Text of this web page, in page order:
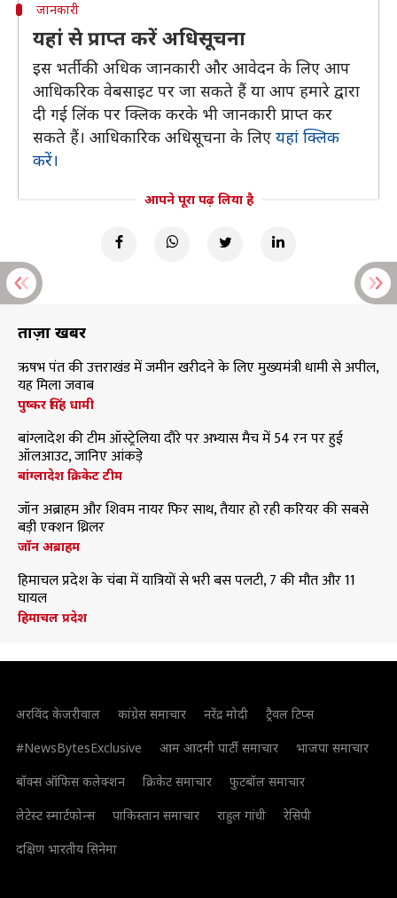
जानकारी
यहां से प्राप्त करें अधिसूचना
इस भर्ती की अधिक जानकारी और आवेदन के लिए आप
आधिकरिक वेबसाइट पर जा सकते हैं या आप हमारे द्वारा
दी गई लिंक पर क्लिक करके भी जानकारी प्राप्त कर
सकते हैं। आधिकारिक अधिसूचना के लिए यहां क्लिक
करें।
आपने पूरा पढ़ लिया है
ताज़ा खबरें
ऋषभ पंत की उत्तराखंड में जमीन खरीदने के लिए मुख्यमंत्री धामी से अपील,
यह मिला जवाब
पुष्कर सिंह धामी
बांग्लादेश की टीम ऑस्ट्रेलिया दौरे पर अभ्यास मैच में 54 रन पर हुई
ऑलआउट, जानिए आंकड़े
बांग्लादेश क्रिकेट टीम
जॉन अब्राहम और शिवम नायर फिर साथ, तैयार हो रही करियर की सबसे
बड़ी एक्शन थ्रिलर
जॉन अब्राहम
हिमाचल प्रदेश के चंबा में यात्रियों से भरी बस पलटी, 7 की मौत और 11
घायल
हिमाचल प्रदेश
अरविंद केजरीवाल कांग्रेस समाचार नरेंद्र मोदी
ट्रैवल टिप्स
#NewsBytesExclusive
आम आदमी पार्टी समाचार
भाजपा समाचार
बॉक्स ऑफिस कलेक्शन
क्रिकेट समाचार
फुटबॉल समाचार
लेटेस्ट स्मार्टफोन्स
पाकिस्तान समाचार राहुल गांधी
रेसिपी
दक्षिण भारतीय सिनेमा